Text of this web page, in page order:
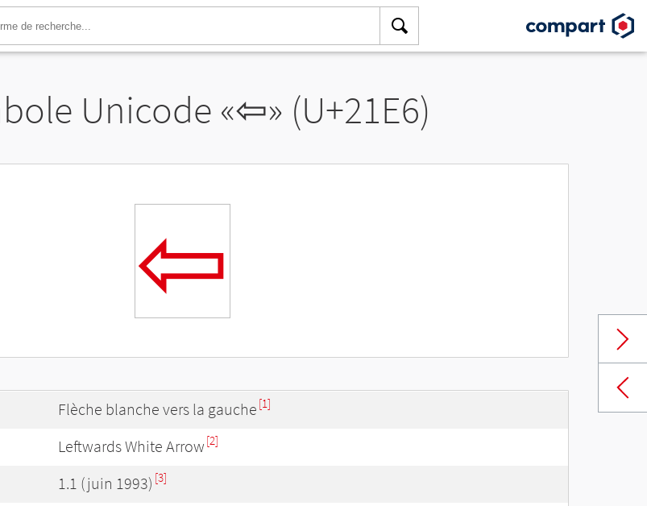
Unicode «⇦» (U+21E6)
⇦
Flèche blanche vers la gauche [1]
Leftwards White Arrow [2]
1.1 (juin 1993) [3]